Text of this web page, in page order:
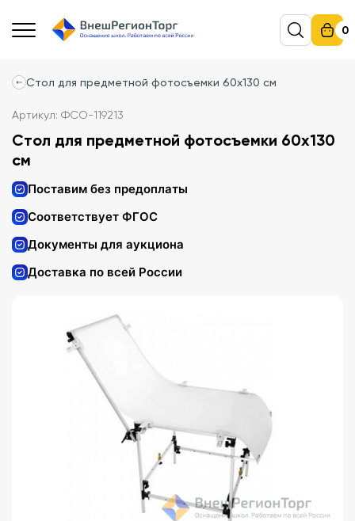
0
Стол для предметной фотосъемки 60х130 см
Артикул: ФСО-119213
Стол для предметной фотосъемки 60х130
см
Поставим без предоплаты
Соответствует ФГОС
Документы для аукциона
Доставка по всей России